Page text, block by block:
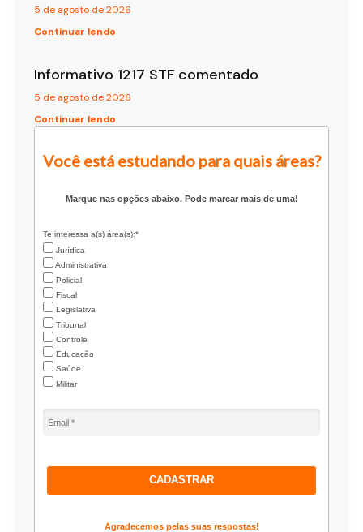
5 de agosto de 2026
Continuar lendo
Informativo 1217 STF comentado
5 de agosto de 2026
Continuar lendo
Você está estudando para quais áreas?
Marque nas opções abaixo. Pode marcar mais de uma!
Te interessa a(s) área(s):*
Jurídica
Administrativa
Policial
Fiscal
Legislativa
Tribunal
Controle
Educação
Saúde
Militar
CADASTRAR
Agradecemos pelas suas respostas!